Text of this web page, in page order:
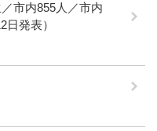
市内855人／市内
発表）